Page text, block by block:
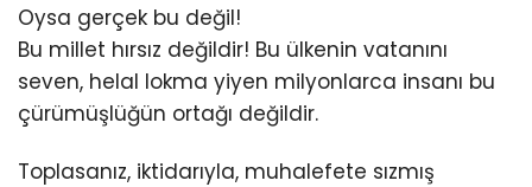
Oysa gerçek bu değil!
Bu millet hırsız değildir! Bu ülkenin vatanını
seven, helal lokma yiyen milyonlarca insanı bu
çürümüşlüğün ortağı değildir.
Toplasanız, iktidarıyla, muhalefete sızmış